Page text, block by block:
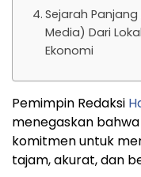
Sejarah Panjang
Media) Dari
Ekonomi
Pemimpin Redaksi
menegaskan
komitmen untuk
tajam, akurat, dan